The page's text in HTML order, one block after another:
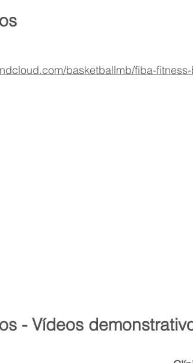
basketballmb/fiba-
- Vídeos